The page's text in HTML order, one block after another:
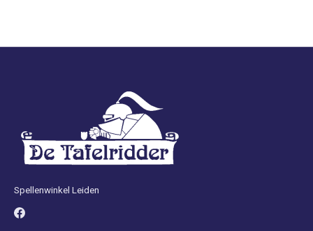
Spellenwinkel Leiden